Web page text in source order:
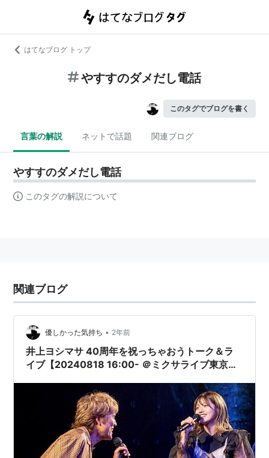
はてなブログ トップ
やすすのダメだし電話
このタグでブログを書く
言葉の解説 ネットで話題 関連ブログ
やすすのダメだし電話
このタグの解説について
関連ブログ
優しかった気持ち • 2年前
井上ヨシマサ 40周年を祝っちゃおうトーク＆ラ
イブ【20240818 16:00- ＠ミクサライブ東京